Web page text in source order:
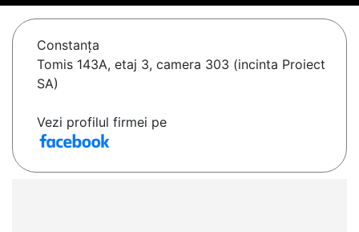
Constanţa
Tomis 143A, etaj 3, camera 303 (incinta Proiect
SA)
Vezi profilul firmei pe